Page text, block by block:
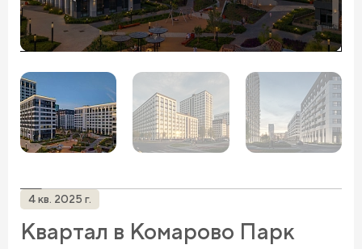
4 кв. 2025 г.
Квартал в Комарово Парк